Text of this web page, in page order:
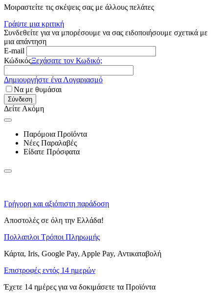
Μοιραστείτε τις σκέψεις σας με άλλους πελάτες
Γράψτε μια κριτική
Συνδεθείτε για να μπορέσουμε να σας ειδοποιήσουμε σχετικά με
μια απάντηση
E-mail
ΚώδικόςΞεχάσατε τον Κωδικό;
Δημιουργήστε ένα Λογαριασμό
Να με θυμάσαι
Σύνδεση
Δείτε Ακόμη
Παρόμοια Προϊόντα
Νέες Παραλαβές
Είδατε Πρόσφατα
Γρήγορη και αξιόπιστη παράδοση
Αποστολές σε όλη την Ελλάδα!
Πολλαπλοι Τρόποι Πληρωμής
Κάρτα, Iris, Google Pay, Apple Pay, Αντικαταβολή
Επιστροφές εντός 14 ημερών
Έχετε 14 ημέρες για να δοκιμάσετε τα Προϊόντα